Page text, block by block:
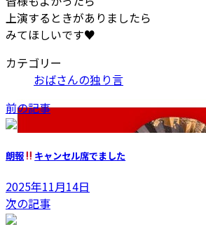
上演するときがありましたら
みてほしいです♥️
カテゴリー
おばさんの独り言
前の記事
朗報 キャンセル席でました
2025年11月14日
次の記事